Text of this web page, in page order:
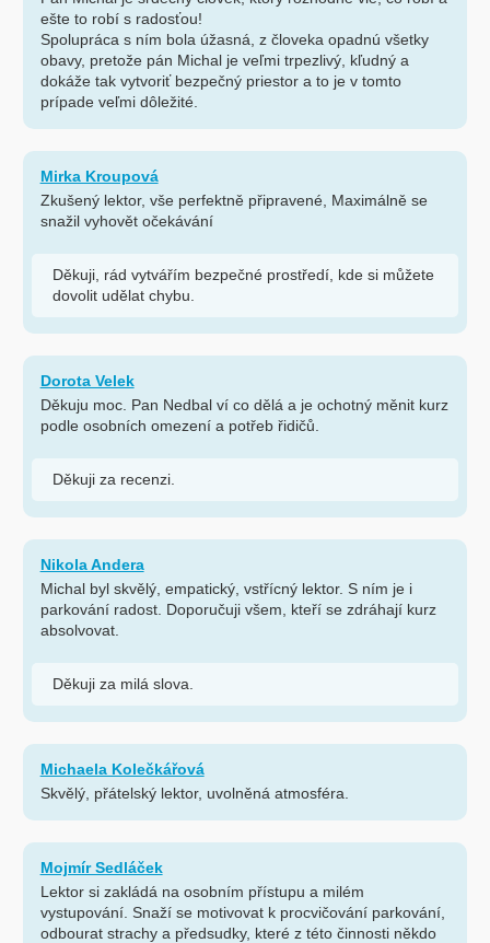
ešte to robí s radosťou!
Spolupráca s ním bola úžasná, z človeka opadnú všetky
obavy, pretože pán Michal je veľmi trpezlivý, kľudný a
dokáže tak vytvoriť bezpečný priestor a to je v tomto
prípade veľmi dôležité.
Mirka Kroupová
Zkušený lektor, vše perfektně připravené, Maximálně se
snažil vyhovět očekávání
Děkuji, rád vytvářím bezpečné prostředí, kde si můžete
dovolit udělat chybu.
Dorota Velek
Děkuju moc. Pan Nedbal ví co dělá a je ochotný měnit kurz
podle osobních omezení a potřeb řidičů.
Děkuji za recenzi.
Nikola Andera
Michal byl skvělý, empatický, vstřícný lektor. S ním je i
parkování radost. Doporučuji všem, kteří se zdráhají kurz
absolvovat.
Děkuji za milá slova.
Michaela Kolečkářová
Skvělý, přátelský lektor, uvolněná atmosféra.
Mojmír Sedláček
Lektor si zakládá na osobním přístupu a milém
vystupování. Snaží se motivovat k procvičování parkování,
odbourat strachy a předsudky, které z této činnosti někdo